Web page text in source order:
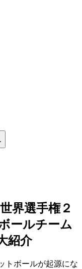
界選手権２
ールチーム
紹介
トボールが起源にな